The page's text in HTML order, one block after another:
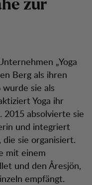
zur
„Yoga
Berg als ihren
wurde sie als
Yoga ihr
2015 absolvierte sie
und integriert
die sie organisiert.
mit einem
und den Åresjön,
empfängt.